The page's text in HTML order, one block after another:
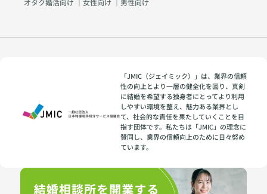
オタク婚活向け 女性向け 男性向け
「JMIC（ジェイミック）」は、業界の信頼
性の向上とより一層の健全化を図り、真剣
に結婚を希望する独身者にとってより利用
しやすい環境を整え、魅力ある業界とし
て、社会的な責任を果たしていくことを目
指す団体です。私たちは「JMIC」の理念に
賛同し、業界の信頼向上のために日々努め
ています。